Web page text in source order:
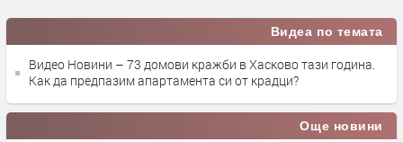
Видеа по темата
Видео Новини – 73 домови кражби в Хасково тази година.
Как да предпазим апартамента си от крадци?
Още новини